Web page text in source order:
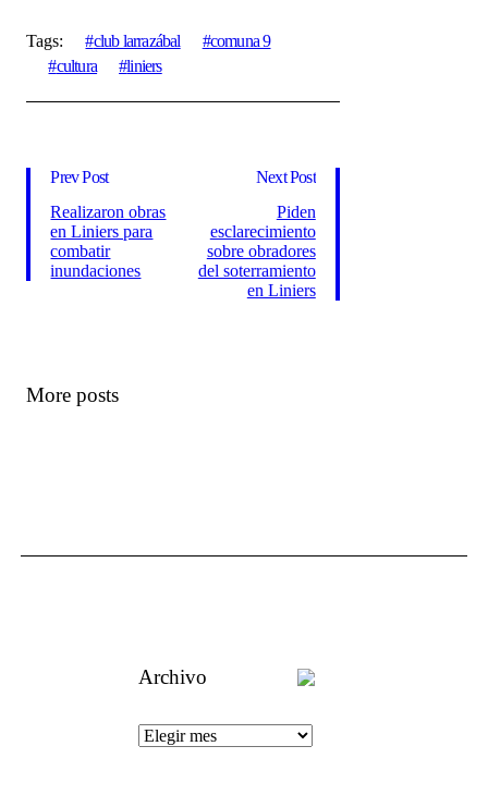
Tags: club larrazábal
comuna 9
cultura
liniers
Prev Post
Realizaron obras
en Liniers para
combatir
inundaciones
Next Post
Piden
esclarecimiento
sobre obradores
del soterramiento
en Liniers
More posts
Archivo